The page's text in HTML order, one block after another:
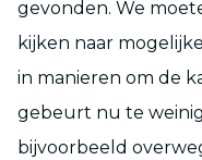
gevonden. We
kijken naar
in manieren om de
gebeurt nu te
bijvoorbeeld